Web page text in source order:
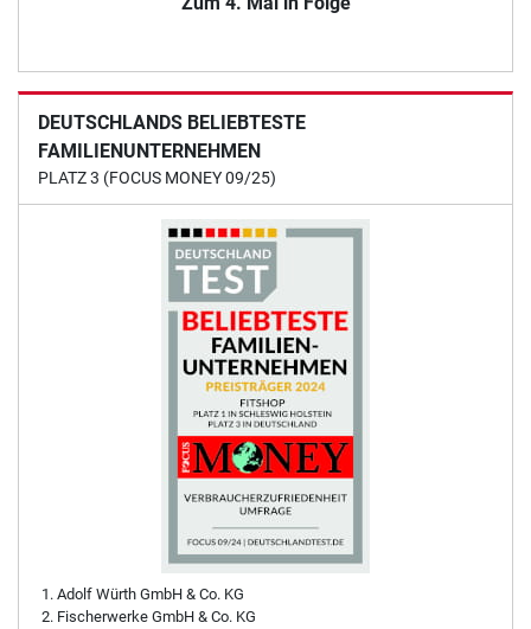
DEUTSCHLANDS BELIEBTESTE
FAMILIENUNTERNEHMEN
PLATZ 3 (FOCUS MONEY 09/25)
Adolf Würth GmbH & Co. KG
Fischerwerke GmbH & Co. KG